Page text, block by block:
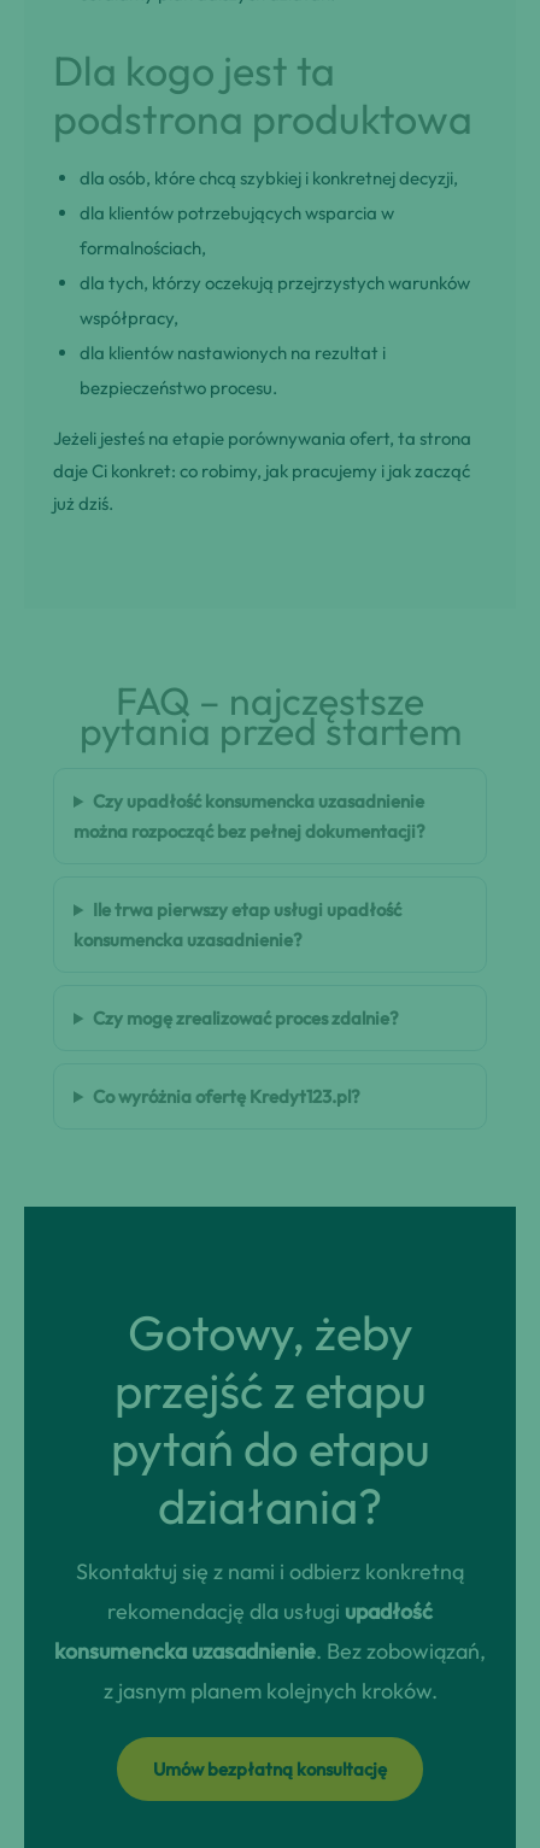
Dla kogo jest ta
podstrona produktowa
dla osób, które chcą szybkiej i konkretnej decyzji,
dla klientów potrzebujących wsparcia w
formalnościach,
dla tych, którzy oczekują przejrzystych warunków
współpracy,
dla klientów nastawionych na rezultat i
bezpieczeństwo procesu.
Jeżeli jesteś na etapie porównywania ofert, ta strona
daje Ci konkret: co robimy, jak pracujemy i jak zacząć
już dziś.
FAQ – najczęstsze
pytania przed startem
Czy upadłość konsumencka uzasadnienie
można rozpocząć bez pełnej dokumentacji?
Ile trwa pierwszy etap usługi upadłość
konsumencka uzasadnienie?
Czy mogę zrealizować proces zdalnie?
Co wyróżnia ofertę Kredyt123.pl?
Gotowy, żeby
przejść z etapu
pytań do etapu
działania?
Skontaktuj się z nami i odbierz konkretną
rekomendację dla usługi upadłość
konsumencka uzasadnienie. Bez zobowiązań,
z jasnym planem kolejnych kroków.
Umów bezpłatną konsultację